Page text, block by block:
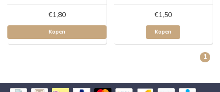
€1,80
Kopen
€1,50
Kopen
1